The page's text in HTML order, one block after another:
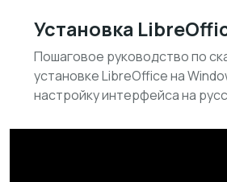
Установка
Пошаговое руководство по
установке LibreOffice на
настройку интерфейса на